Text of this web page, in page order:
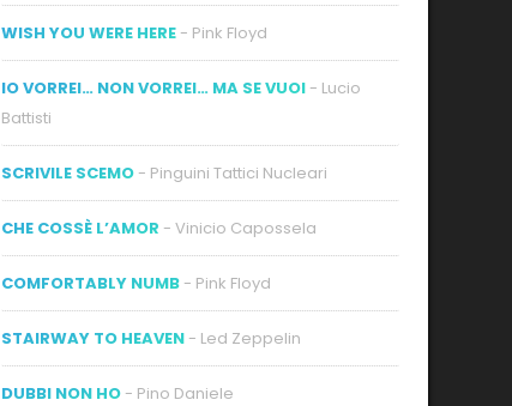
WISH YOU WERE HERE - Pink Floyd
IO VORREI… NON VORREI… MA SE VUOI - Lucio
Battisti
SCRIVILE SCEMO - Pinguini Tattici Nucleari
CHE COSSÈ L’AMOR - Vinicio Capossela
COMFORTABLY NUMB - Pink Floyd
STAIRWAY TO HEAVEN - Led Zeppelin
DUBBI NON HO - Pino Daniele